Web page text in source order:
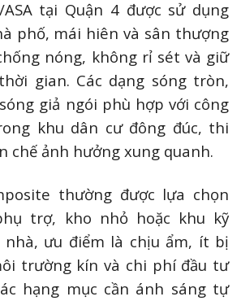
tại Quận 4 được sử dụng
phố, mái hiên và sân thượng
nóng, không rỉ sét và giữ
gian. Các dạng sóng tròn,
giả ngói phù hợp với công
khu dân cư đông đúc, thi
chế ảnh hưởng xung quanh.
thường được lựa chọn
trợ, kho nhỏ hoặc khu kỹ
ưu điểm là chịu ẩm, ít bị
trường kín và chi phí đầu tư
hạng mục cần ánh sáng tự